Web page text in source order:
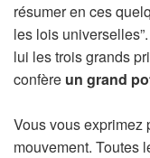
résumer en ces
les lois
lui les trois grands
confère un grand
Vous vous exprimez
mouvement. Toutes